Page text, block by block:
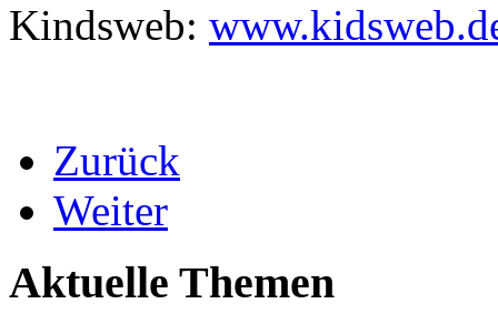
Kindsweb:
Zurück
Weiter
Aktuelle Themen